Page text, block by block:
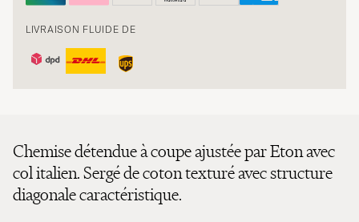
LIVRAISON FLUIDE DE
Chemise détendue à coupe ajustée par Eton avec
col italien. Sergé de coton texturé avec structure
diagonale caractéristique.